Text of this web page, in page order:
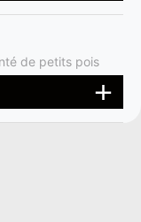
de petits pois